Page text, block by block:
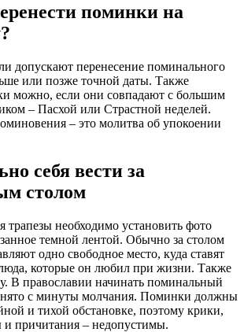
поминки на
допускают перенесение поминального
или позже точной даты. Также
можно, если они совпадают с большим
– Пасхой или Страстной неделей.
– это молитва об упокоении
себя вести за
столом
трапезы необходимо установить фото
темной лентой. Обычно за столом
одно свободное место, куда ставят
которые он любил при жизни. Также
В православии начинать поминальный
с минуты молчания. Поминки должны
и тихой обстановке, поэтому крики,
и причитания – недопустимы.